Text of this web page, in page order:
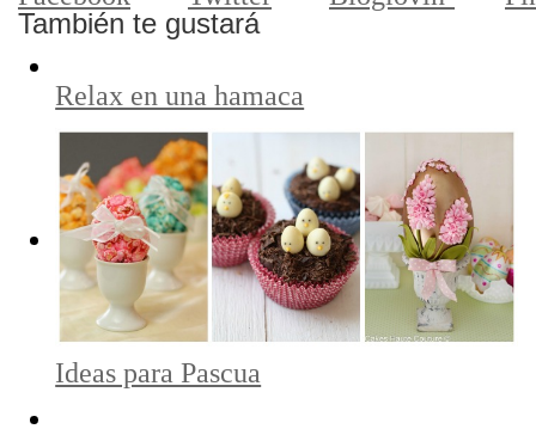
También te gustará
Relax en una hamaca
Ideas para Pascua